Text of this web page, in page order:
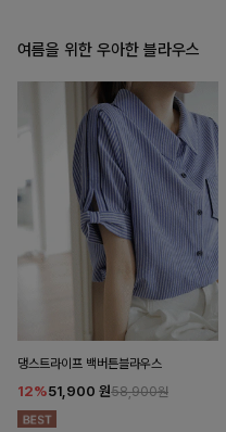
여름을 위한 우아한 블라우스
댕스트라이프 백버튼블라우스
12%51,900 원58,900원